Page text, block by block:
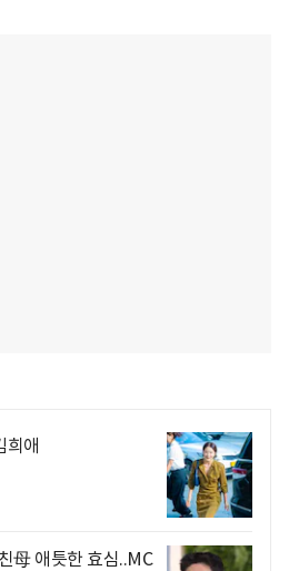
희애
母 애틋한 효심..MC